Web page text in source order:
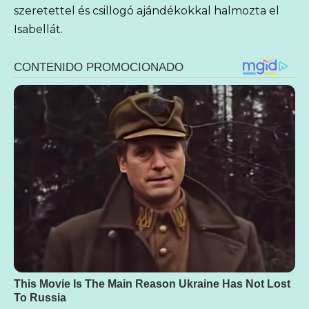
szeretettel és csillogó ajándékokkal halmozta el
Isabellát.